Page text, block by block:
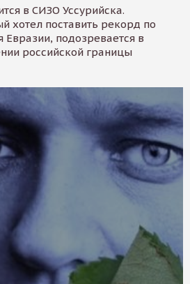
в СИЗО Уссурийска.
хотел поставить рекорд по
Евразии, подозревается в
российской границы